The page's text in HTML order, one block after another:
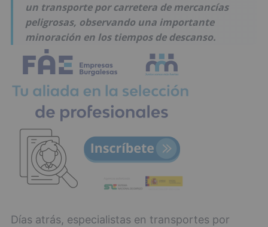
un transporte por carretera de mercancías
peligrosas, observando una importante
minoración en los tiempos de descanso.
Días atrás, especialistas en transportes por